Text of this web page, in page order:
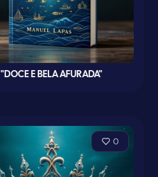
"DOCE E BELA AFURADA"
0